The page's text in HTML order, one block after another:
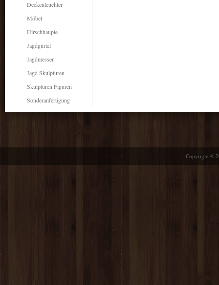
Deckenleuchter
Möbel
Hirschhaupte
Jagdgürtel
Jagdmesser
Jagd Skulpturen
Skulpturen Figuren
Sonderanfertigung
Copyright ©